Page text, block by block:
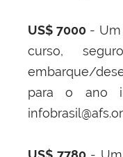
US$ 7000- Um
curso,
embarque/
para o ano